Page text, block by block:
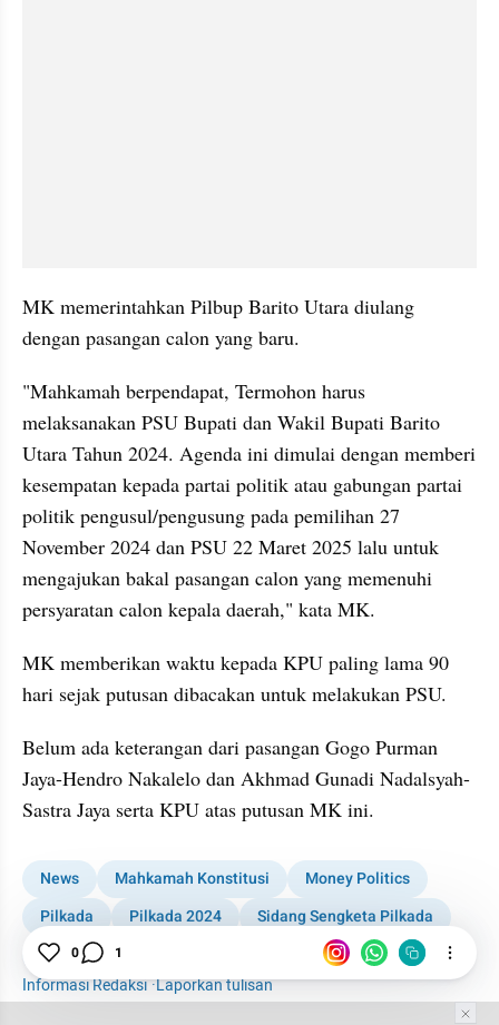
MK memerintahkan Pilbup Barito Utara diulang
dengan pasangan calon yang baru.
"Mahkamah berpendapat, Termohon harus
melaksanakan PSU Bupati dan Wakil Bupati Barito
Utara Tahun 2024. Agenda ini dimulai dengan memberi
kesempatan kepada partai politik atau gabungan partai
politik pengusul/pengusung pada pemilihan 27
November 2024 dan PSU 22 Maret 2025 lalu untuk
mengajukan bakal pasangan calon yang memenuhi
persyaratan calon kepala daerah," kata MK.
MK memberikan waktu kepada KPU paling lama 90
hari sejak putusan dibacakan untuk melakukan PSU.
Belum ada keterangan dari pasangan Gogo Purman
Jaya-Hendro Nakalelo dan Akhmad Gunadi Nadalsyah-
Sastra Jaya serta KPU atas putusan MK ini.
News Mahkamah Konstitusi
Money Politics
Pilkada
Pilkada 2024
Sidang Sengketa Pilkada
Alasan
Informasi Redaksi·Laporkan tulisan
0 1